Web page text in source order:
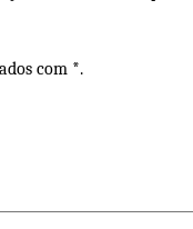
com *.